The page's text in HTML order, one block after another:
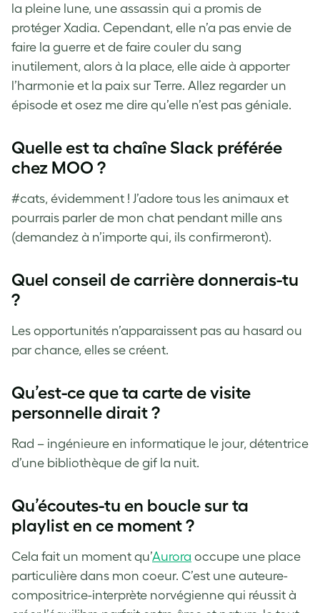
la pleine lune, une assassin qui a promis de
protéger Xadia. Cependant, elle n’a pas envie de
faire la guerre et de faire couler du sang
inutilement, alors à la place, elle aide à apporter
l’harmonie et la paix sur Terre. Allez regarder un
épisode et osez me dire qu’elle n’est pas géniale.
Quelle est ta chaîne Slack préférée
chez MOO ?
#cats, évidemment ! J’adore tous les animaux et
pourrais parler de mon chat pendant mille ans
(demandez à n’importe qui, ils confirmeront).
Quel conseil de carrière donnerais-tu
?
Les opportunités n’apparaissent pas au hasard ou
par chance, elles se créent.
Qu’est-ce que ta carte de visite
personnelle dirait ?
Rad – ingénieure en informatique le jour, détentrice
d’une bibliothèque de gif la nuit.
Qu’écoutes-tu en boucle sur ta
playlist en ce moment ?
Cela fait un moment qu’Aurora occupe une place
particulière dans mon coeur. C’est une auteure-
compositrice-interprète norvégienne qui réussit à